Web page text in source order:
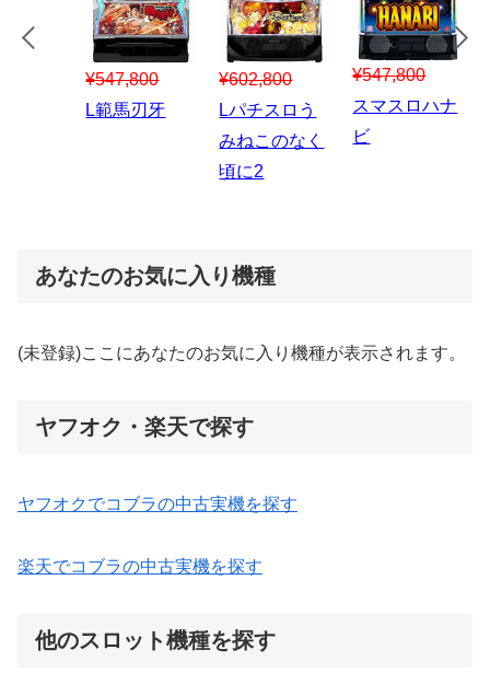
¥547,800
スマスロハナ
¥150,000
スマスロ秘宝
¥1,867,800
Lパチスロ 炎
炎ノ消防隊2
あなたのお気に入り機種
(未登録)ここにあなたのお気に入り機種が表示されます。
ヤフオク・楽天で探す
ヤフオクでコブラの中古実機を探す
楽天でコブラの中古実機を探す
他のスロット機種を探す